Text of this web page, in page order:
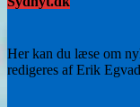
Her kan du læse om
redigeres af Erik